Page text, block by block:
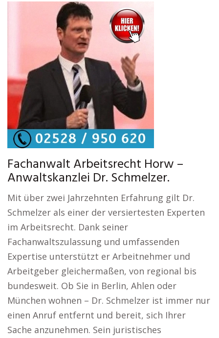
Fachanwalt Arbeitsrecht Horw –
Anwaltskanzlei Dr. Schmelzer.
Mit über zwei Jahrzehnten Erfahrung gilt Dr.
Schmelzer als einer der versiertesten Experten
im Arbeitsrecht. Dank seiner
Fachanwaltszulassung und umfassenden
Expertise unterstützt er Arbeitnehmer und
Arbeitgeber gleichermaßen, von regional bis
bundesweit. Ob Sie in Berlin, Ahlen oder
München wohnen – Dr. Schmelzer ist immer nur
einen Anruf entfernt und bereit, sich Ihrer
Sache anzunehmen. Sein juristisches